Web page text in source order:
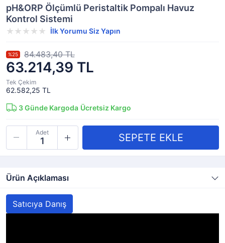
pH&ORP Ölçümlü Peristaltik Pompalı Havuz
Kontrol Sistemi
İlk Yorumu Siz Yapın
63.214,39 TL
%25 84.483,40 TL
Tek Çekim
62.582,25 TL
3Günde Kargoda Ücretsiz Kargo
Adet
Ürün Açıklaması
Satıcıya Danış